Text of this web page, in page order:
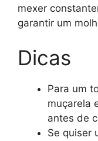
mexer
garantir um
Dicas
Para um
muçarela
antes de
Se quiser